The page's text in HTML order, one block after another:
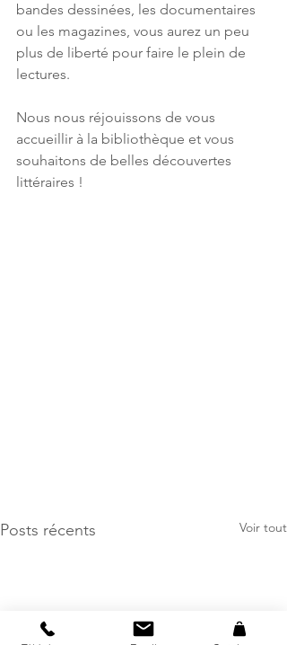
bandes dessinées, les documentaires
ou les magazines, vous aurez un peu
plus de liberté pour faire le plein de
lectures.
Nous nous réjouissons de vous
accueillir à la bibliothèque et vous
souhaitons de belles découvertes
littéraires !
Posts récents Voir tout